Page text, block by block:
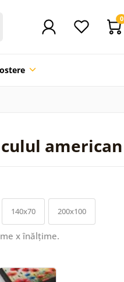
0
american
140x70 200x100
x înălțime.